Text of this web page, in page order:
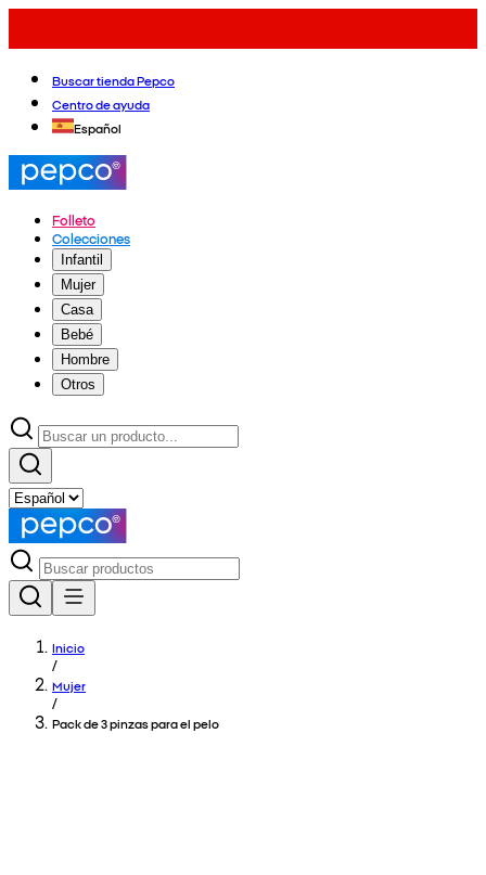
Buscar tienda Pepco
Centro de ayuda
Español
Folleto
Colecciones
Infantil
Mujer
Casa
Bebé
Hombre
Otros
Inicio
/
Mujer
/
Pack de 3 pinzas para el pelo